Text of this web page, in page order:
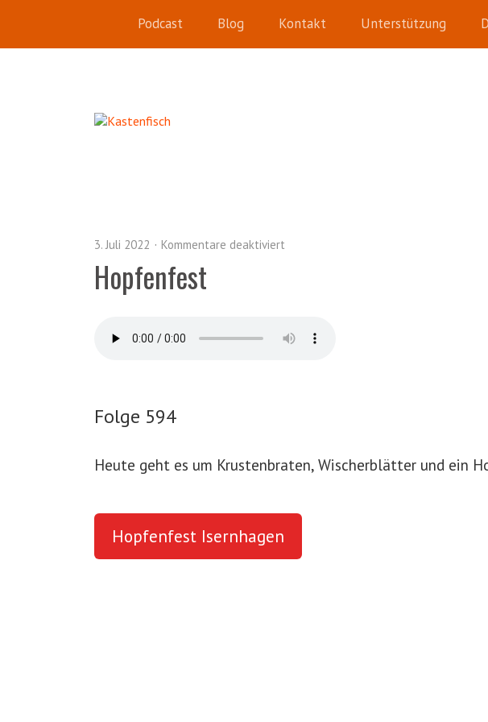
Podcast Blog Kontakt Unterstützung
3. Juli 2022 Kommentare deaktiviert
Hopfenfest
Folge 594
Heute geht es um Krustenbraten, Wischerblätter und ein
Hopfenfest Isernhagen